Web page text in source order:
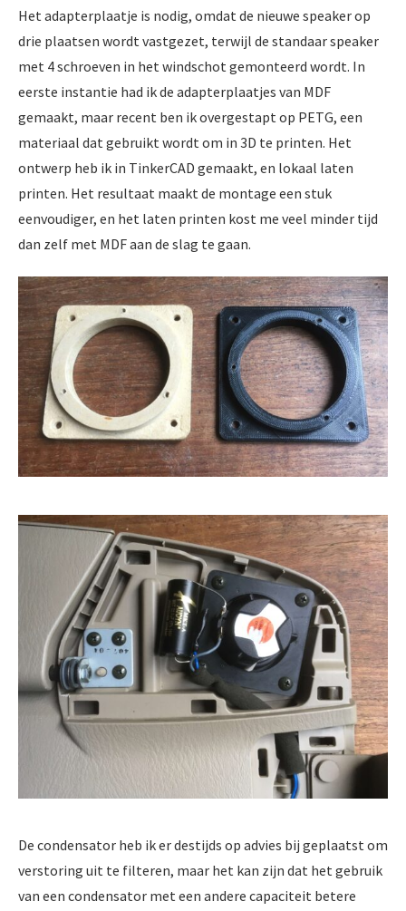
Het adapterplaatje is nodig, omdat de nieuwe speaker op
drie plaatsen wordt vastgezet, terwijl de standaar speaker
met 4 schroeven in het windschot gemonteerd wordt. In
eerste instantie had ik de adapterplaatjes van MDF
gemaakt, maar recent ben ik overgestapt op PETG, een
materiaal dat gebruikt wordt om in 3D te printen. Het
ontwerp heb ik in TinkerCAD gemaakt, en lokaal laten
printen. Het resultaat maakt de montage een stuk
eenvoudiger, en het laten printen kost me veel minder tijd
dan zelf met MDF aan de slag te gaan.
De condensator heb ik er destijds op advies bij geplaatst om
verstoring uit te filteren, maar het kan zijn dat het gebruik
van een condensator met een andere capaciteit betere